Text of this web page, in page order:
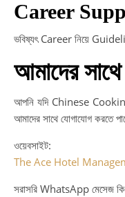
Career
ভবিষ্যৎ Career নিয়ে
আমাদের
আপনি যদি Chinese Cooking
আমাদের সাথে যোগাযোগ করতে
ওয়েবসাইট:
The Ace Hotel
সরাসরি WhatsApp মেসেজ